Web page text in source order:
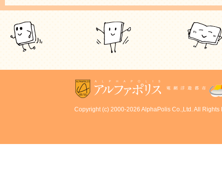
Copyright (c) 2000-2026 AlphaPolis Co.,Ltd. All Rights